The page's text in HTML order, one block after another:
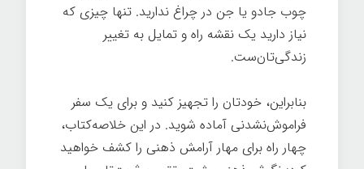
چوب جادو یا جن در چراغ ندارید. تنها چیزی که
نیاز دارید یک نقشه راه و تمایل به تغییر
زندگی‌تان‌ست.
بنابراین، خودتان را تجهیز کنید و برای یک سفر
فراموش‌نشدنی آماده شوید. در این خلاصه‌کتاب،
چهار راه برای مهار آرامش ذهنی را کشف خواهید